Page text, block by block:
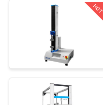
সাইট
HOT